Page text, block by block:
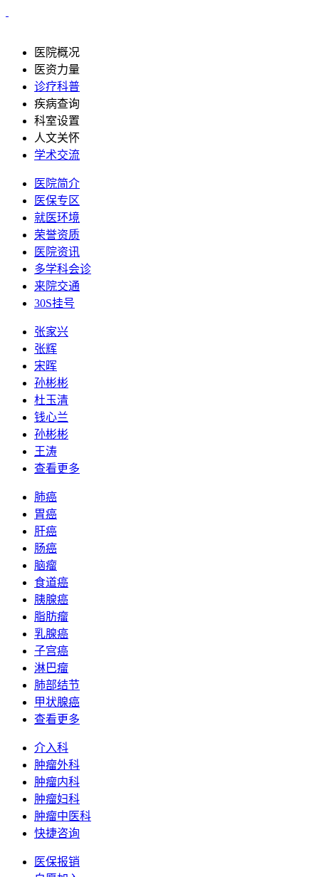
医院概况
医资力量
诊疗科普
疾病查询
科室设置
人文关怀
学术交流
医院简介
医保专区
就医环境
荣誉资质
医院资讯
多学科会诊
来院交通
30S挂号
张家兴
张辉
宋晖
孙彬彬
杜玉清
钱心兰
孙彬彬
王涛
查看更多
肺癌
胃癌
肝癌
肠癌
脑瘤
食道癌
胰腺癌
脂肪瘤
乳腺癌
子宫癌
淋巴瘤
肺部结节
甲状腺癌
查看更多
介入科
肿瘤外科
肿瘤内科
肿瘤妇科
肿瘤中医科
快捷咨询
医保报销